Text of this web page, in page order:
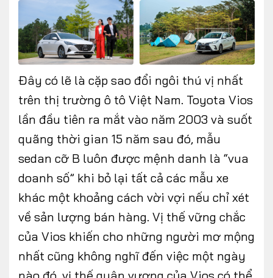
Đây có lẽ là cặp sao đổi ngôi thú vị nhất
trên thị trường ô tô Việt Nam. Toyota Vios
lần đầu tiên ra mắt vào năm 2003 và suốt
quãng thời gian 15 năm sau đó, mẫu
sedan cỡ B luôn được mệnh danh là “vua
doanh số” khi bỏ lại tất cả các mẫu xe
khác một khoảng cách vời vợi nếu chỉ xét
về sản lượng bán hàng. Vị thế vững chắc
của Vios khiến cho những người mơ mộng
nhất cũng không nghĩ đến việc một ngày